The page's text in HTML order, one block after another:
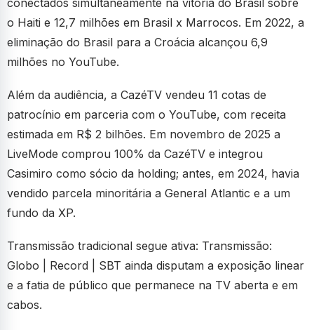
o Haiti e 12,7 milhões em Brasil x Marrocos. Em 2022, a
eliminação do Brasil para a Croácia alcançou 6,9
milhões no YouTube.
Além da audiência, a CazéTV vendeu 11 cotas de
patrocínio em parceria com o YouTube, com receita
estimada em R$ 2 bilhões. Em novembro de 2025 a
LiveMode comprou 100% da CazéTV e integrou
Casimiro como sócio da holding; antes, em 2024, havia
vendido parcela minoritária a General Atlantic e a um
fundo da XP.
Transmissão tradicional segue ativa: Transmissão:
Globo | Record | SBT ainda disputam a exposição linear
e a fatia de público que permanece na TV aberta e em
cabos.